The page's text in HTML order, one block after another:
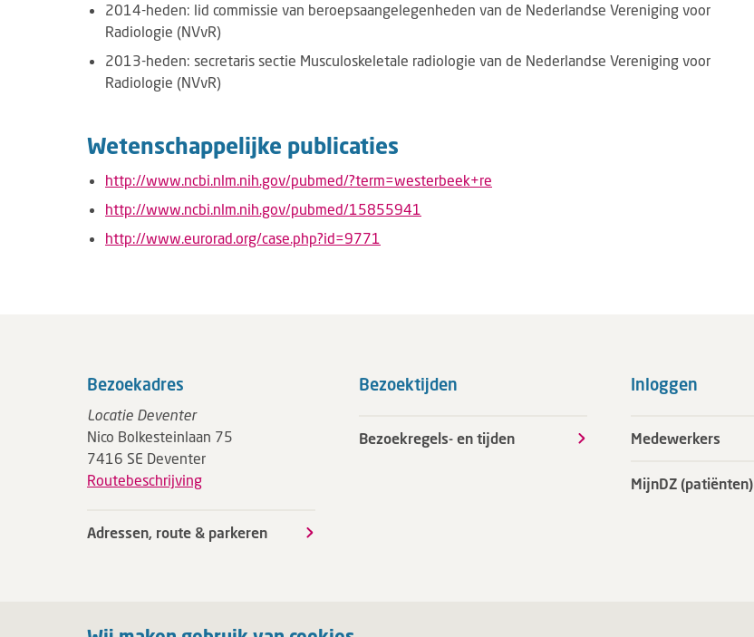
2014-heden: lid commissie van beroepsaangelegenheden van de Nederlandse Vereniging voor
Radiologie (NVvR)
2013-heden: secretaris sectie Musculoskeletale radiologie van de Nederlandse Vereniging voor
Radiologie (NVvR)
Wetenschappelijke publicaties
http://www.ncbi.nlm.nih.gov/pubmed/?term=westerbeek+re
http://www.ncbi.nlm.nih.gov/pubmed/15855941
http://www.eurorad.org/case.php?id=9771
Bezoekadres
Locatie Deventer
Nico Bolkesteinlaan 75
7416 SE Deventer
Routebeschrijving
Adressen, route & parkeren
Bezoektijden
Bezoekregels- en tijden
Inloggen
Medewerkers
MijnDZ (patiënten)